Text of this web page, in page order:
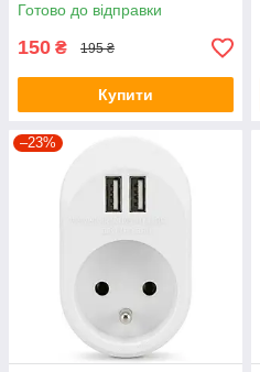
Готово до відправки
150 ₴ 195 ₴
Купити
–23%